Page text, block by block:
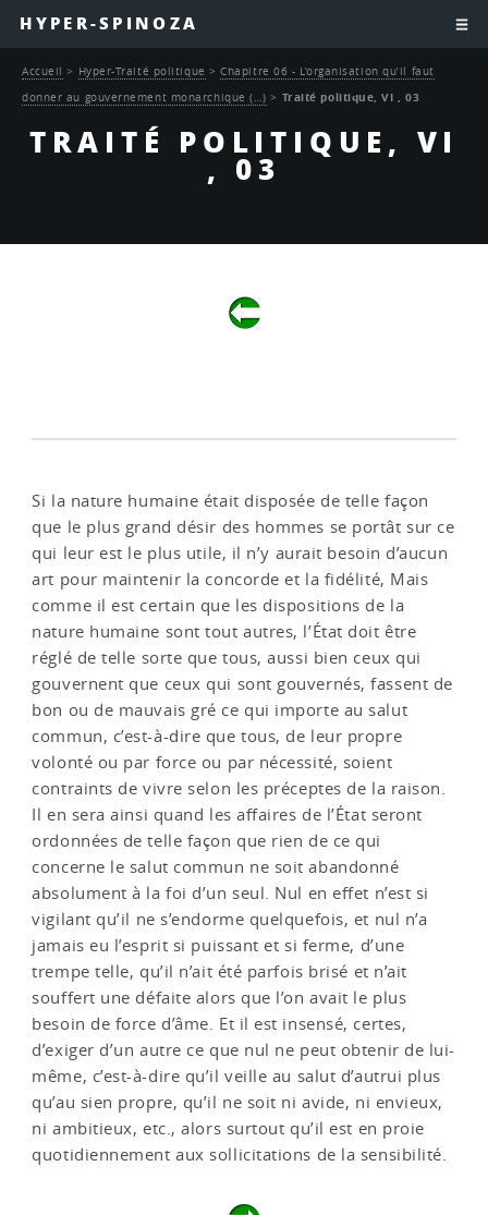
HYPER-SPINOZA
TRAITÉ POLITIQUE, VI
, 03
Accueil > Hyper-Traité politique >Chapitre 06 - L’organisation qu’il faut
donner au gouvernement monarchique (…) > Traité politique, VI , 03
Si la nature humaine était disposée de telle façon
que le plus grand désir des hommes se portât sur ce
qui leur est le plus utile, il n’y aurait besoin d’aucun
art pour maintenir la concorde et la fidélité, Mais
comme il est certain que les dispositions de la
nature humaine sont tout autres, l’État doit être
réglé de telle sorte que tous, aussi bien ceux qui
gouvernent que ceux qui sont gouvernés, fassent de
bon ou de mauvais gré ce qui importe au salut
commun, c’est-à-dire que tous, de leur propre
volonté ou par force ou par nécessité, soient
contraints de vivre selon les préceptes de la raison.
Il en sera ainsi quand les affaires de l’État seront
ordonnées de telle façon que rien de ce qui
concerne le salut commun ne soit abandonné
absolument à la foi d’un seul. Nul en effet n’est si
vigilant qu’il ne s’endorme quelquefois, et nul n’a
jamais eu l’esprit si puissant et si ferme, d’une
trempe telle, qu’il n’ait été parfois brisé et n’ait
souffert une défaite alors que l’on avait le plus
besoin de force d’âme. Et il est insensé, certes,
d’exiger d’un autre ce que nul ne peut obtenir de lui-
même, c’est-à-dire qu’il veille au salut d’autrui plus
qu’au sien propre, qu’il ne soit ni avide, ni envieux,
ni ambitieux, etc., alors surtout qu’il est en proie
quotidiennement aux sollicitations de la sensibilité.